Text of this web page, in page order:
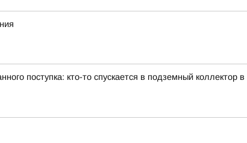
поступка: кто-то спускается в подземный коллектор